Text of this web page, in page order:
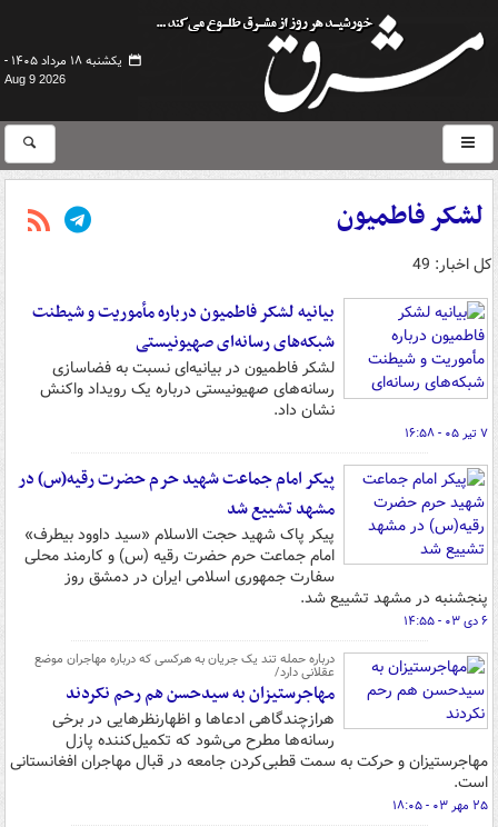
یکشنبه ۱۸ مرداد ۱۴۰۵ -
Aug 9 2026
لشکر فاطمیون
کل اخبار: 49
بیانیه لشکر فاطمیون درباره مأموریت و شیطنت
شبکه‌های رسانه‌ای صهیونیستی
لشکر فاطمیون در بیانیه‌ای نسبت به فضاسازی
رسانه‌های صهیونیستی درباره یک رویداد واکنش
نشان داد.
۷ تیر ۰۵ - ۱۶:۵۸
پیکر امام جماعت شهید حرم حضرت رقیه(س) در
مشهد تشییع شد
پیکر پاک شهید حجت الاسلام «سید داوود بیطرف»
امام جماعت حرم حضرت رقیه (س) و کارمند محلی
سفارت جمهوری اسلامی ایران در دمشق روز
پنجشنبه در مشهد تشییع شد.
۶ دی ۰۳ - ۱۴:۵۵
درباره حمله تند یک جریان به هرکسی که درباره مهاجران موضع
عقلانی دارد/
مهاجرستیزان به سیدحسن هم رحم نکردند
هرازچندگاهی ادعاها و اظهارنظرهایی در برخی
رسانه‌ها مطرح می‌شود که تکمیل‌کننده پازل
مهاجرستیزان و حرکت به سمت قطبی‌کردن جامعه در قبال مهاجران افغانستانی
است.
۲۵ مهر ۰۳ - ۱۸:۰۵